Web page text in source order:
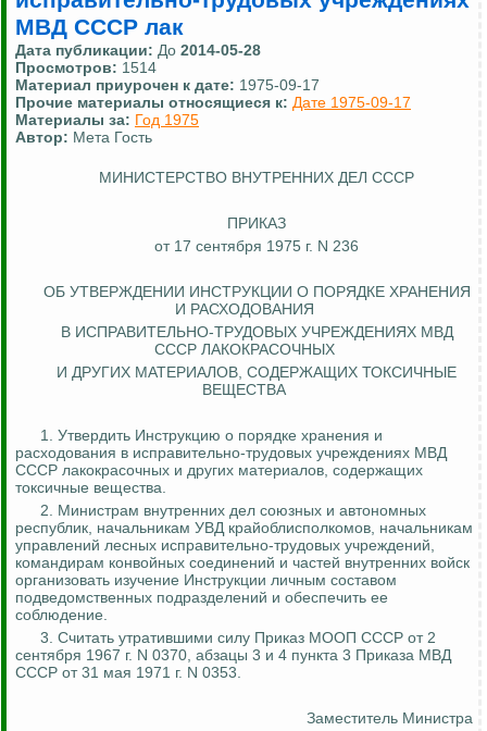
МВД СССР лак
Дата публикации: До 2014-05-28
Просмотров: 1514
Материал приурочен к дате: 1975-09-17
Прочие материалы относящиеся к: Дате 1975-09-17
Материалы за: Год 1975
Автор: Мета Гость
МИНИСТЕРСТВО ВНУТРЕННИХ ДЕЛ СССР
ПРИКАЗ
от 17 сентября 1975 г. N 236
ОБ УТВЕРЖДЕНИИ ИНСТРУКЦИИ О ПОРЯДКЕ ХРАНЕНИЯ
И РАСХОДОВАНИЯ
В ИСПРАВИТЕЛЬНО-ТРУДОВЫХ УЧРЕЖДЕНИЯХ МВД
СССР ЛАКОКРАСОЧНЫХ
И ДРУГИХ МАТЕРИАЛОВ, СОДЕРЖАЩИХ ТОКСИЧНЫЕ
ВЕЩЕСТВА
1. Утвердить Инструкцию о порядке хранения и
расходования в исправительно-трудовых учреждениях МВД
СССР лакокрасочных и других материалов, содержащих
токсичные вещества.
2. Министрам внутренних дел союзных и автономных
республик, начальникам УВД крайоблисполкомов, начальникам
управлений лесных исправительно-трудовых учреждений,
командирам конвойных соединений и частей внутренних войск
организовать изучение Инструкции личным составом
подведомственных подразделений и обеспечить ее
соблюдение.
3. Считать утратившими силу Приказ МООП СССР от 2
сентября 1967 г. N 0370, абзацы 3 и 4 пункта 3 Приказа МВД
СССР от 31 мая 1971 г. N 0353.
Заместитель Министра